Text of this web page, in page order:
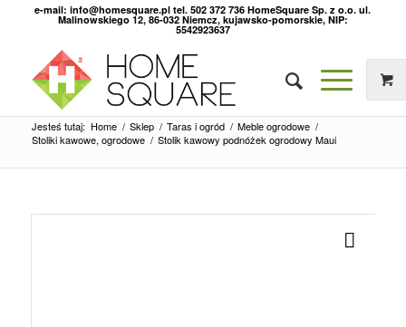
e-mail: info@homesquare.pl tel. 502 372 736 HomeSquare Sp. z o.o. ul.
Malinowskiego 12, 86-032 Niemcz, kujawsko-pomorskie, NIP:
5542923637
Jesteś tutaj: Home / Sklep / Taras i ogród / Meble ogrodowe /
Stoliki kawowe, ogrodowe / Stolik kawowy podnóżek ogrodowy Maui